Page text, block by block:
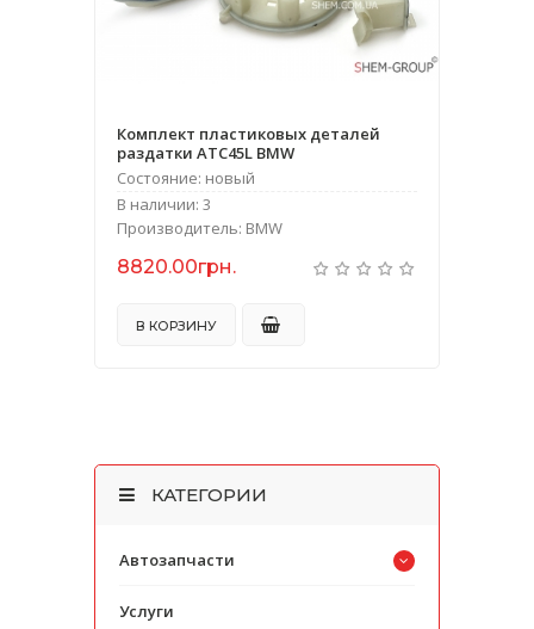
Комплект пластиковых деталей
раздатки ATC45L BMW
Состояние: новый
В наличии: 3
Производитель: BMW
8820.00грн.
В КОРЗИНУ
КАТЕГОРИИ
Автозапчасти
Услуги